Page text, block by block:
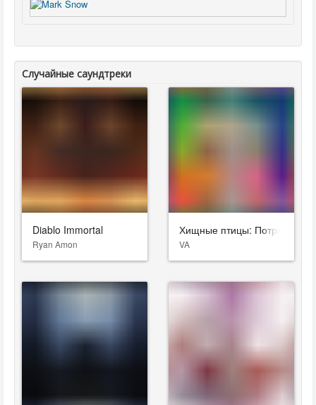
Случайные саундтреки
Diablo Immortal
Ryan Amon
Хищные птицы:
VA